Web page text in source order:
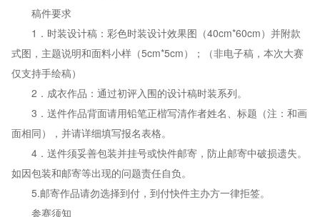
稿件要求
1．时装设计稿：彩色时装设计效果图（40cm*60cm）并附款
式图，主题说明和面料小样（5cm*5cm）；（非电子稿，本次大赛
仅支持手绘稿）
2．成衣作品：通过初评入围的设计稿时装系列。
3．送件作品背面请用铅笔正楷写清作者姓名、标题（注：和画
面相同），并请详细填写报名表格。
4．送件须妥善包装并挂号或快件邮寄，防止邮寄中破损遗失。
如因包装和邮寄等出现的问题责任自负。
5.邮寄作品请勿选择到付，到付快件主办方一律拒签。
参赛须知